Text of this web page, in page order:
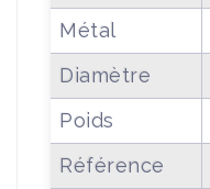
Métal
Diamètre
Poids
Référence